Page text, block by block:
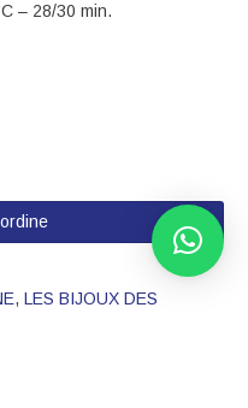
– 28/30 min.
, LES BIJOUX DES